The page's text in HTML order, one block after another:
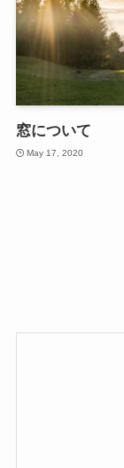
窓について
May 17, 2020